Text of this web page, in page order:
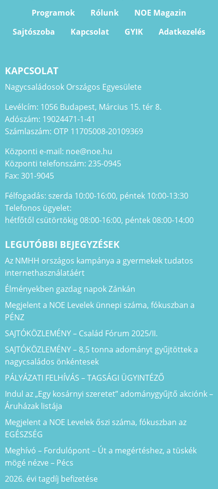
Programok
Rólunk
NOE Magazin
Sajtószoba
Kapcsolat GYIK Adatkezelés
KAPCSOLAT
Nagycsaládosok Országos Egyesülete
Levélcím: 1056 Budapest, Március 15. tér 8.
Adószám: 19024471-1-41
Számlaszám: OTP 11705008-20109369
Központi e-mail: noe@noe.hu
Központi telefonszám: 235-0945
Fax: 301-9045
Félfogadás: szerda 10:00-16:00, péntek 10:00-13:30
Telefonos ügyelet:
hétfőtől csütörtökig 08:00-16:00, péntek 08:00-14:00
LEGUTÓBBI BEJEGYZÉSEK
Az NMHH országos kampánya a gyermekek tudatos
internethasználatáért
Élményekben gazdag napok Zánkán
Megjelent a NOE Levelek ünnepi száma, fókuszban a
PÉNZ
SAJTÓKÖZLEMÉNY – Család Fórum 2025/II.
SAJTÓKÖZLEMÉNY – 8,5 tonna adományt gyűjtöttek a
nagycsaládos önkéntesek
PÁLYÁZATI FELHÍVÁS – TAGSÁGI ÜGYINTÉZŐ
Indul az „Egy kosárnyi szeretet” adománygyűjtő akciónk –
Áruházak listája
Megjelent a NOE Levelek őszi száma, fókuszban az
EGÉSZSÉG
Meghívó – Fordulópont – Út a megértéshez, a tüskék
mögé nézve – Pécs
2026. évi tagdíj befizetése